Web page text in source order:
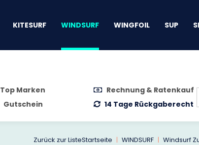
KITESURF WINDSURF WINGFOIL SUP
Top Marken
Rechnung & Ratenkauf
Gutschein
14 Tage Rückgaberecht
Zurück zur ListeStartseite WINDSURF Windsurf